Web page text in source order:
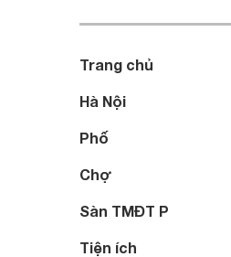
Trang chủ
Hà Nội
Phố
Chợ
Sàn TMĐT P
Tiện ích